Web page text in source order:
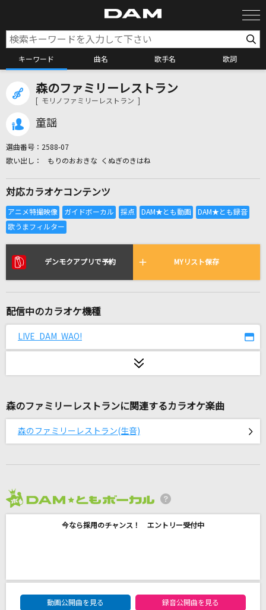
キーワード 曲名 歌手名 歌詞
カラオケ検索
全国りれき
リアルタイムで歌われている曲の一覧
[生音]水平線
不思議なピーチパイ
竹内まりや
かぐや(cv.夏吉ゆうこ)、月見ヤチヨ(cv.早見沙織)
ハートにヒント！名探偵プリキュア！
五木ひろし
secret base～君がくれたもの～
ルヴァ(関俊彦)
森のファミリーレストラン
[ モリノファミリーレストラン ]
童謡
選曲番号： 2588-07
もりのおおきな くぬぎのきはね
対応カラオケコンテンツ
デンモクアプリで予約 MYリスト保存
配信中のカラオケ機種
LIVE DAM WAO!
森のファミリーレストランに関連するカラオケ楽曲
森のファミリーレストラン(生音)
今なら採用のチャンス！ エントリー受付中
DAM★ともボーカルエントリーランキング
動画公開曲を見る
録音公開曲を見る